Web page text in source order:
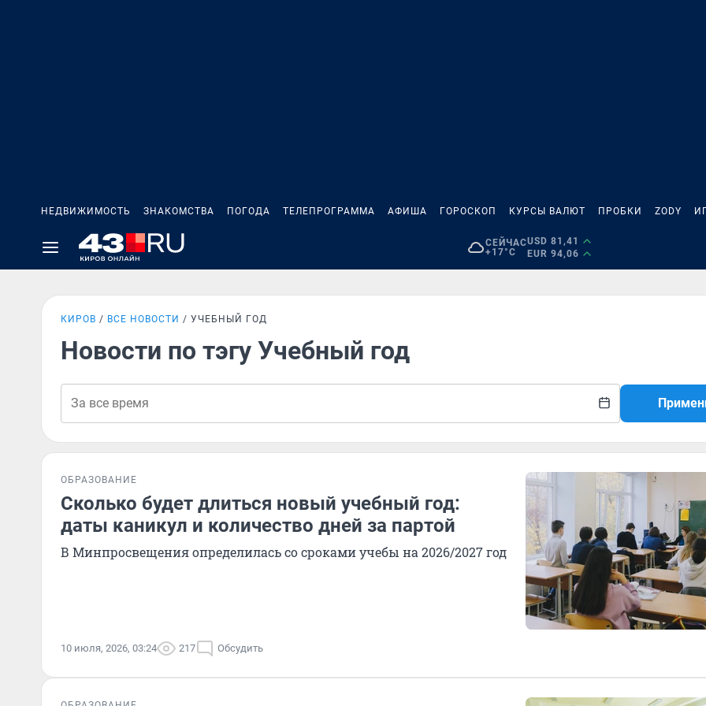
НЕДВИЖИМОСТЬ ЗНАКОМСТВА ПОГОДА ТЕЛЕПРОГРАММА АФИША ГОРОСКОП КУРСЫ ВАЛЮТ ПРОБКИ ZODY
СЕЙЧАС
+17°C
USD 81,41
EUR 94,06
КИРОВ ВСЕ НОВОСТИ УЧЕБНЫЙ ГОД
Новости по тэгу Учебный год
ОБРАЗОВАНИЕ
Сколько будет длиться новый учебный год:
даты каникул и количество дней за партой
В Минпросвещения определилась со сроками учебы на 2026/2027 год
10 июля, 2026, 03:24 217 Обсудить